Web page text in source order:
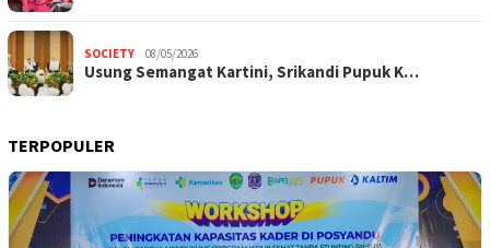
SOCIETY 08/05/2026
Usung Semangat Kartini, Srikandi Pupuk K…
TERPOPULER